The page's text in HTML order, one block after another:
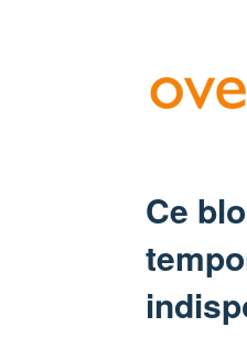
Ce